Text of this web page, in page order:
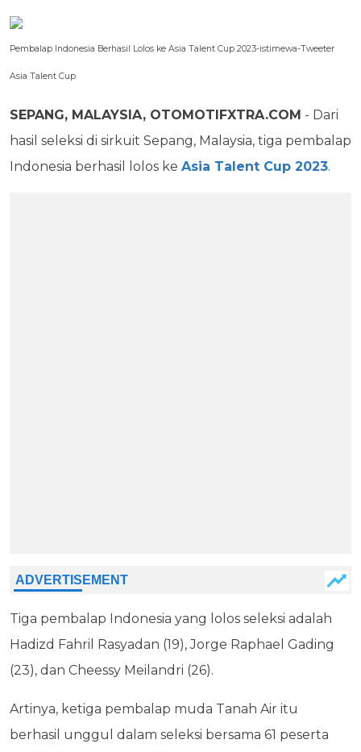
Pembalap Indonesia Berhasil Lolos ke Asia Talent Cup 2023-istimewa-Tweeter
Asia Talent Cup
SEPANG, MALAYSIA, OTOMOTIFXTRA.COM - Dari
hasil seleksi di sirkuit Sepang, Malaysia, tiga pembalap
Indonesia berhasil lolos ke Asia Talent Cup 2023.
Tiga pembalap Indonesia yang lolos seleksi adalah
Hadizd Fahril Rasyadan (19), Jorge Raphael Gading
(23), dan Cheessy Meilandri (26).
Artinya, ketiga pembalap muda Tanah Air itu
berhasil unggul dalam seleksi bersama 61 peserta